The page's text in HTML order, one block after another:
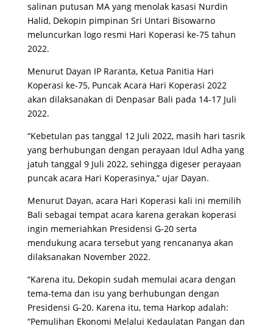
salinan putusan MA yang menolak kasasi Nurdin
Halid, Dekopin pimpinan Sri Untari Bisowarno
meluncurkan logo resmi Hari Koperasi ke-75 tahun
2022.
Menurut Dayan IP Raranta, Ketua Panitia Hari
Koperasi ke-75, Puncak Acara Hari Koperasi 2022
akan dilaksanakan di Denpasar Bali pada 14-17 Juli
2022.
“Kebetulan pas tanggal 12 Juli 2022, masih hari tasrik
yang berhubungan dengan perayaan Idul Adha yang
jatuh tanggal 9 Juli 2022, sehingga digeser perayaan
puncak acara Hari Koperasinya,” ujar Dayan.
Menurut Dayan, acara Hari Koperasi kali ini memilih
Bali sebagai tempat acara karena gerakan koperasi
ingin memeriahkan Presidensi G-20 serta
mendukung acara tersebut yang rencananya akan
dilaksanakan November 2022.
“Karena itu, Dekopin sudah memulai acara dengan
tema-tema dan isu yang berhubungan dengan
Presidensi G-20. Karena itu, tema Harkop adalah:
“Pemulihan Ekonomi Melalui Kedaulatan Pangan dan